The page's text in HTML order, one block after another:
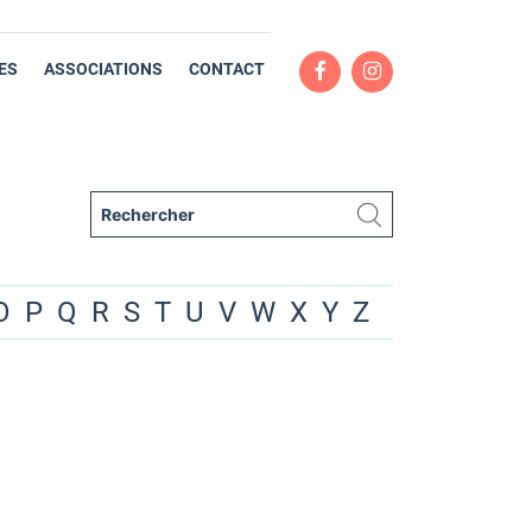
ASSOCIATIONS CONTACT
P Q R S T U V W X Y Z